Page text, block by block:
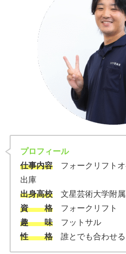
プロフィール
仕事内容
フォークリフト
出庫
出身高校
文星芸術大学附
資 格
フォークリフト
趣 味
フットサル
性 格
誰とでも合わせ